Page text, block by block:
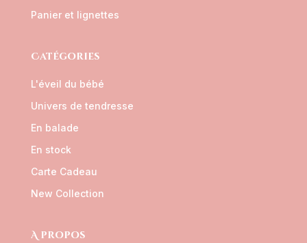
Panier et lignettes
Catégories
L'éveil du bébé
Univers de tendresse
En balade
En stock
Carte Cadeau
New Collection
A propos